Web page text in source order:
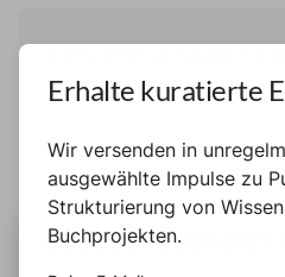
Leseprobe veröffentlicht.
DIESE SEITE BENUTZT
Erhalte kuratierte
Wir versenden in
ausgewählte Impulse zu
Strukturierung von
Buchprojekten.